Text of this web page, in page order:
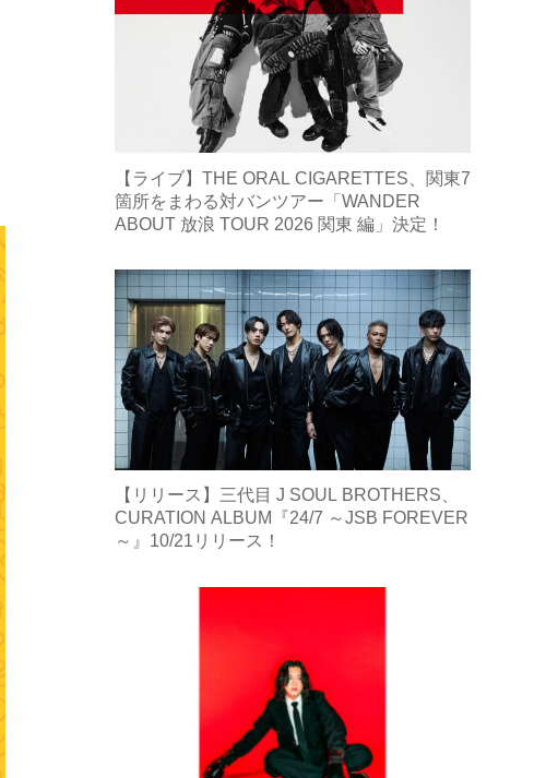
【ライブ】THE ORAL CIGARETTES、関東7
箇所をまわる対バンツアー「WANDER
ABOUT 放浪 TOUR 2026 関東 編」決定！
【リリース】三代目 J SOUL BROTHERS、
CURATION ALBUM『24/7 ～JSB FOREVER
～』10/21リリース！